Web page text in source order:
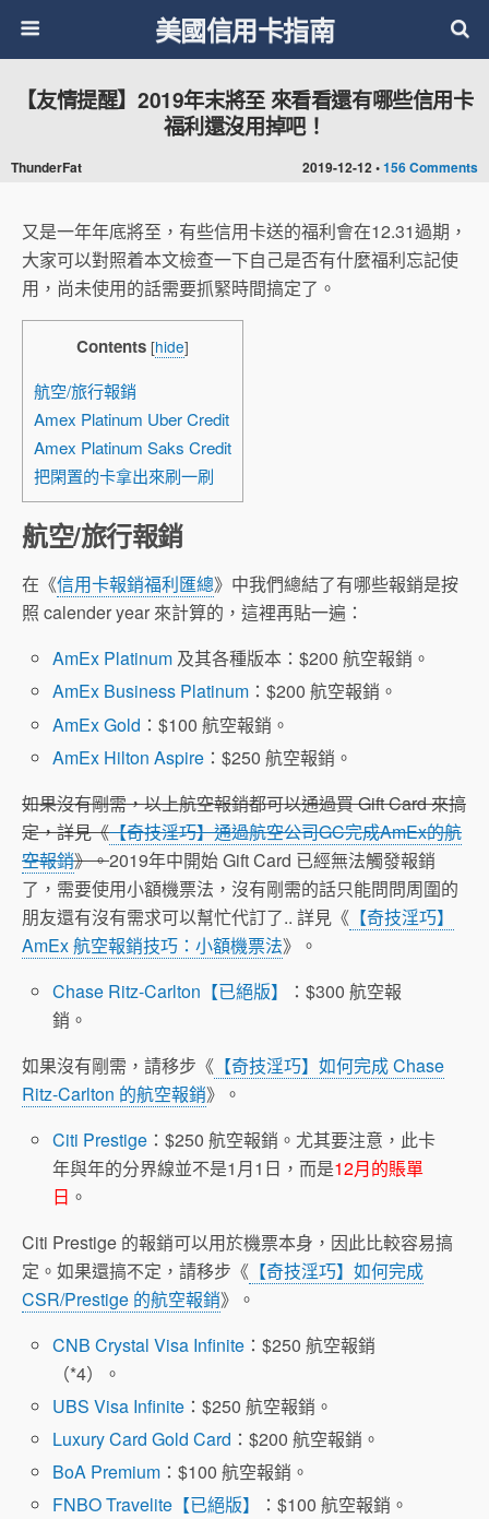
美國信用卡指南
2019-12-12 •156 Comments
【友情提醒】2019年末將至 來看看還有哪些信用卡
福利還沒用掉吧！
ThunderFat
又是一年年底將至，有些信用卡送的福利會在12.31過期，
大家可以對照着本文檢查一下自己是否有什麼福利忘記使
用，尚未使用的話需要抓緊時間搞定了。
Contents [hide]
航空/旅行報銷
Amex Platinum Uber Credit
Amex Platinum Saks Credit
把閑置的卡拿出來刷一刷
航空/旅行報銷
在《信用卡報銷福利匯總》中我們總結了有哪些報銷是按
照 calender year 來計算的，這裡再貼一遍：
AmEx Platinum 及其各種版本：$200 航空報銷。
AmEx Business Platinum ：$200 航空報銷。
AmEx Gold ：$100 航空報銷。
AmEx Hilton Aspire ：$250 航空報銷。
如果沒有剛需，以上航空報銷都可以通過買 Gift Card 來搞
定，詳見《【奇技淫巧】通過航空公司GC完成AmEx的航
空報銷》。2019年中開始 Gift Card 已經無法觸發報銷
了，需要使用小額機票法，沒有剛需的話只能問問周圍的
朋友還有沒有需求可以幫忙代訂了.. 詳見《 【奇技淫巧】
AmEx 航空報銷技巧：小額機票法》。
Chase Ritz-Carlton【已絕版】
：$300 航空報
銷。
如果沒有剛需，請移步《 【奇技淫巧】如何完成 Chase
Ritz-Carlton 的航空報銷》。
Citi Prestige ：$250 航空報銷。尤其要注意，此卡
年與年的分界線並不是1月1日，而是12月的賬單
日 。
Citi Prestige 的報銷可以用於機票本身，因此比較容易搞
定。如果還搞不定，請移步《 【奇技淫巧】如何完成
CSR/Prestige 的航空報銷》。
CNB Crystal Visa Infinite ：$250 航空報銷
（*4）。
UBS Visa Infinite ：$250 航空報銷。
Luxury Card Gold Card ：$200 航空報銷。
BoA Premium ：$100 航空報銷。
FNBO Travelite【已絕版】
：$100 航空報銷。